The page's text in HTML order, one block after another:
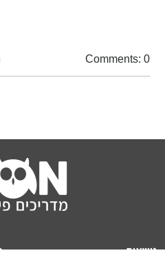
Comments: 0
נושאים